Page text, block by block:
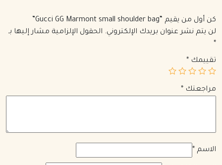
كن أول من يقيم “Gucci GG Marmont small shoulder bag”
لن يتم نشر عنوان بريدك الإلكتروني. الحقول الإلزامية مشار إليها بـ
*
تقييمك *
مراجعتك *
الاسم *